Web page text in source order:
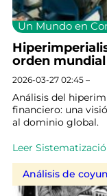
Un Mundo en
orden mundial
2026-03-27 02:45 –
Análisis del
financiero: una
al dominio global.
Leer
Análisis de